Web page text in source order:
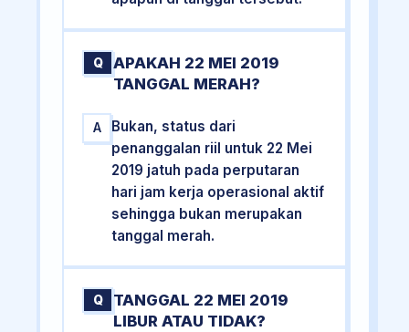
Q
APAKAH 22 MEI 2019
TANGGAL MERAH?
A
Bukan, status dari
penanggalan riil untuk 22 Mei
2019 jatuh pada perputaran
hari jam kerja operasional aktif
sehingga bukan merupakan
tanggal merah.
Q
TANGGAL 22 MEI 2019
LIBUR ATAU TIDAK?